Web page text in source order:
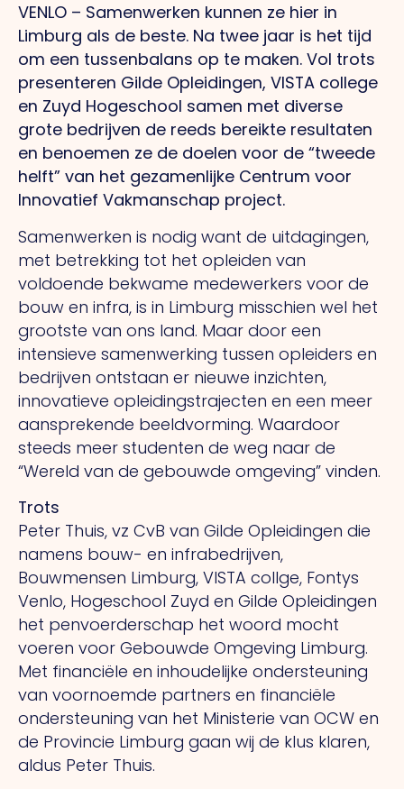
VENLO – Samenwerken kunnen ze hier in
Limburg als de beste. Na twee jaar is het tijd
om een tussenbalans op te maken. Vol trots
presenteren Gilde Opleidingen, VISTA college
en Zuyd Hogeschool samen met diverse
grote bedrijven de reeds bereikte resultaten
en benoemen ze de doelen voor de “tweede
helft” van het gezamenlijke Centrum voor
Innovatief Vakmanschap project.
Samenwerken is nodig want de uitdagingen,
met betrekking tot het opleiden van
voldoende bekwame medewerkers voor de
bouw en infra, is in Limburg misschien wel het
grootste van ons land. Maar door een
intensieve samenwerking tussen opleiders en
bedrijven ontstaan er nieuwe inzichten,
innovatieve opleidingstrajecten en een meer
aansprekende beeldvorming. Waardoor
steeds meer studenten de weg naar de
“Wereld van de gebouwde omgeving” vinden.
Trots
Peter Thuis, vz CvB van Gilde Opleidingen die
namens bouw- en infrabedrijven,
Bouwmensen Limburg, VISTA collge, Fontys
Venlo, Hogeschool Zuyd en Gilde Opleidingen
het penvoerderschap het woord mocht
voeren voor Gebouwde Omgeving Limburg.
Met financiële en inhoudelijke ondersteuning
van voornoemde partners en financiële
ondersteuning van het Ministerie van OCW en
de Provincie Limburg gaan wij de klus klaren,
aldus Peter Thuis.